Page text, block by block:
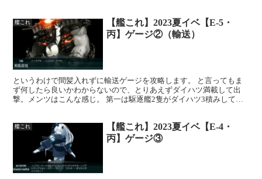
艦これ
【艦これ】2023夏イベ【E-5・
丙】ゲージ②（輸送）
というわけで間髪入れずに輸送ゲージを攻略します。 と言ってもま
ず何したら良いかわからないので、とりあえずダイハツ満載して出
撃。メンツはこんな感じ。 第一は駆逐艦2隻がダイハツ3積みしてま
艦これ
【艦これ】2023夏イベ【E-4・
丙】ゲージ③